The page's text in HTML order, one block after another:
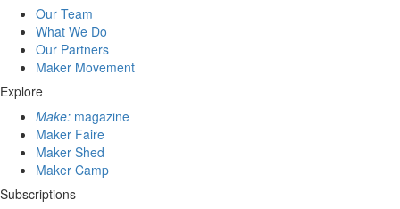
Our Team
What We Do
Our Partners
Maker Movement
Explore
Make: magazine
Maker Faire
Maker Shed
Maker Camp
Subscriptions